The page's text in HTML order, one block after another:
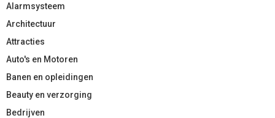
Alarmsysteem
Architectuur
Attracties
Auto's en Motoren
Banen en opleidingen
Beauty en verzorging
Bedrijven